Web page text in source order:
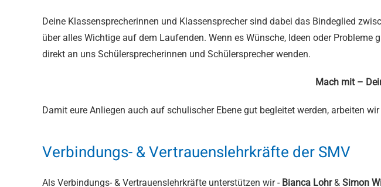
Deine Klassensprecherinnen und Klassensprecher sind dabei das Bindeglied
über alles Wichtige auf dem Laufenden. Wenn es Wünsche, Ideen oder
direkt an uns Schülersprecherinnen und Schülersprecher wenden.
Mach mit –
Damit eure Anliegen auch auf schulischer Ebene gut begleitet werden, arbeiten
Verbindungs- & Vertrauenslehrkräfte der SMV
Als Verbindungs- & Vertrauenslehrkräfte unterstützen wir - Bianca Lohr& Simon